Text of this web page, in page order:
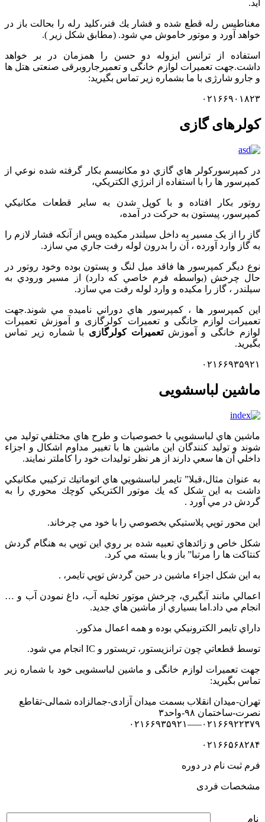
آيد.
مغناطيس رله قطع شده و فشار يك فنر،كليد رله را بحالت باز در
خواهد آورد و موتور خاموش مي شود. (مطابق شكل زير ).
استفاده از ترانس ايزوله دو حسن را همزمان در بر خواهد
داشت.جهت تعمیرات لوازم خانگی و تعمیرجاروبرقی صنعتی هتل ها
و جارو شارژی با ما بشماره زیر تماس بگیرید:
۰۲۱۶۶۹۰۱۸۲۳
کولرهای گازی
در کمپرسورکولر هاي گازي دو مکانيسم بکار گرفته شده نوعي از
کمپرسور ها را با استفاده از انرژي الکتريکي،
روتور بکار افتاده و با کوپل شدن به ساير قطعات مکانيکي
کمپرسور، پيستون به حرکت در آمده،
گاز را از يک مسير به داخل سيلندر مکيده وپس از آنکه فشار لازم را
به گاز وارد آورده ، آن را بدرون لوله رفت جاري مي سازد.
نوع ديگر کمپرسور ها فاقد ميل لنگ و پستون بوده وخود روتور در
حال چرخش (بواسطه فرم خاصي که دارد) از مسير ورودي به
سيلندر ، گاز را مکيده و وارد لوله رفت مي سازد.
اين کمپرسور ها ، کمپرسور هاي دوراني ناميده مي شوند.جهت
تعمیرات لوازم خانگی و تعمیرات کولرگازی و آموزش تعمیرات
لوازم خانگی و آموزشتعمیرات کولرگازی با شماره زیر تماس
بگیرید.
۰۲۱۶۶۹۳۵۹۲۱
ماشین لباسشویی
ماشين هاي لباسشويي با خصوصيات و طرح هاي مختلفي توليد مي
شوند و توليد كنندگان اين ماشين ها با تغيير مداوم اشكال و اجزاء
داخلي آن ها سعي دارند از هر نظر توليدات خود را كاملتر نمايند.
به عنوان مثال،قبلا” تايمر لباسشويي هاي اتوماتيك تركيبي مكانيكي
داشت به اين شكل كه يك موتور الكتريكي كوچك محوري را به
گردش در مي آورد .
اين محور توپي پلاستيكي بخصوصي را با خود مي چرخاند.
شكل خاص و زائدهاي تعبيه شده بر روي اين توپي به هنگام گردش
كنتاكت ها را مرتبا” باز و يا بسته مي كرد.
به اين شكل اجزاء ماشين در حين گردش توپي تايمر، .
اعمالي مانند آبگيري، چرخش موتور تخليه آب، داغ نمودن آب و …
انجام مي داد.اما بسياري از ماشين هاي جديد.
داراي تايمر الكترونيكي بوده و همه اعمال مذكور.
توسط قطعاتي چون ترانزيستور، تريستور و IC انجام مي شود.
جهت تعمیرات لوازم خانگی و ماشین لباسشویی خود با شماره زیر
تماس بگیرید:
تهران-میدان انقلاب بسمت میدان آزادی-جمالزاده شمالی-تقاطع
نصرت-ساختمان ۹۸-واحد۳
۰۲۱۶۶۹۲۲۳۷۹—–۰۲۱۶۶۹۳۵۹۲۱
۰۲۱۶۶۵۶۸۲۸۴
فرم ثبت نام در دوره
مشخصات فردی
نام